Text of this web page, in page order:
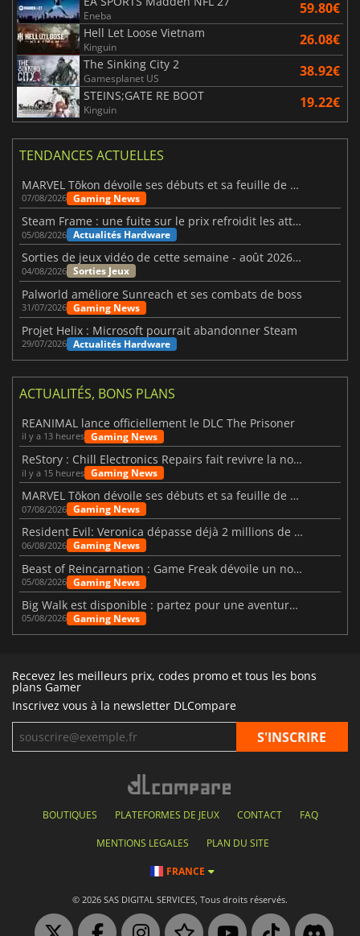
Eneba 59.80€
Hell Let Loose Vietnam
Kinguin 26.08€
The Sinking City 2
Gamesplanet US 38.92€
STEINS;GATE RE BOOT
Kinguin 19.22€
TENDANCES ACTUELLES
MARVEL Tōkon dévoile ses débuts et sa feuille de route
07/08/2026 Gaming News
Steam Frame : une fuite sur le prix refroidit les attentes VR
05/08/2026 Actualités Hardware
Sorties de jeux vidéo de cette semaine - août 2026 (semaine 32)
04/08/2026 Sorties Jeux
Palworld améliore Sunreach et ses combats de boss
31/07/2026 Gaming News
Projet Helix : Microsoft pourrait abandonner Steam
29/07/2026 Actualités Hardware
ACTUALITÉS, BONS PLANS
REANIMAL lance officiellement le DLC The Prisoner
il y a 13 heures Gaming News
ReStory : Chill Electronics Repairs fait revivre la nostalgie des années 2000
il y a 15 heures Gaming News
MARVEL Tōkon dévoile ses débuts et sa feuille de route
07/08/2026 Gaming News
Resident Evil: Veronica dépasse déjà 2 millions de wishlists
06/08/2026 Gaming News
Beast of Reincarnation : Game Freak dévoile un nouveau pari
05/08/2026 Gaming News
Big Walk est disponible : partez pour une aventure entre amis
05/08/2026 Gaming News
Recevez les meilleurs prix, codes promo et tous les bons
plans Gamer
Inscrivez vous à la newsletter DLCompare
BOUTIQUES PLATEFORMES DE JEUX CONTACT FAQ
MENTIONS LEGALES PLAN DU SITE
FRANCE
© 2026 SAS DIGITAL SERVICES, Tous droits réservés.